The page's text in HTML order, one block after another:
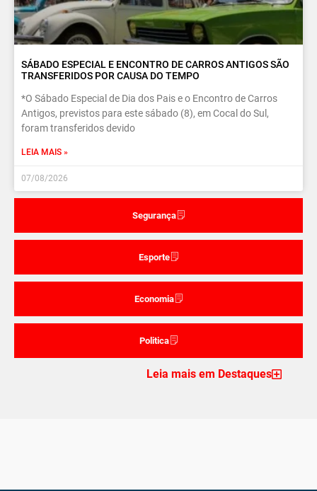
Segurança
Esporte
Economia
Politica
SÁBADO ESPECIAL E ENCONTRO DE CARROS ANTIGOS SÃO
TRANSFERIDOS POR CAUSA DO TEMPO
*O Sábado Especial de Dia dos Pais e o Encontro de Carros
Antigos, previstos para este sábado (8), em Cocal do Sul,
foram transferidos devido
LEIA MAIS »
07/08/2026
Leia mais em Destaques